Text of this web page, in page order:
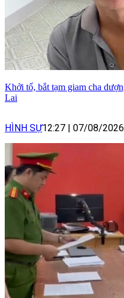
Khởi tố, bắt tạm giam cha
Lai
HÌNH SỰ12:27 07/08/2026